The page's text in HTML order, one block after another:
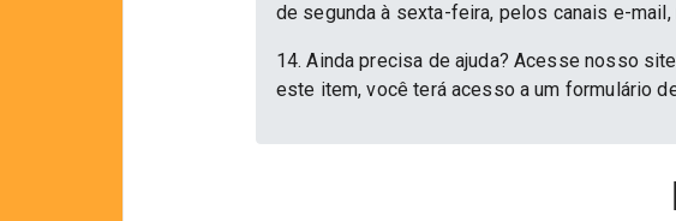
de segunda à sexta-feira, pelos canais e-
14. Ainda precisa de ajuda? Acesse nosso
este item, você terá acesso a um formulário